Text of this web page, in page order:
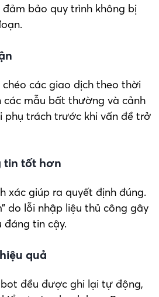
bảo quy trình không bị
chéo các giao dịch theo thời
các mẫu bất thường và cảnh
phụ trách trước khi vấn đề trở
tin tốt hơn
xác giúp ra quyết định đúng.
do lỗi nhập liệu thủ công gây
đáng tin cậy.
quả
đều được ghi lại tự động,